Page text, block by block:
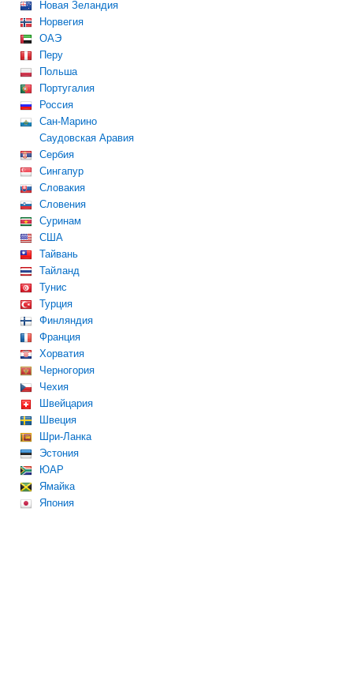
Новая Зеландия
Норвегия
ОАЭ
Перу
Польша
Португалия
Россия
Сан-Марино
Саудовская Аравия
Сербия
Сингапур
Словакия
Словения
Суринам
США
Тайвань
Тайланд
Тунис
Турция
Финляндия
Франция
Хорватия
Черногория
Чехия
Швейцария
Швеция
Шри-Ланка
Эстония
ЮАР
Ямайка
Япония